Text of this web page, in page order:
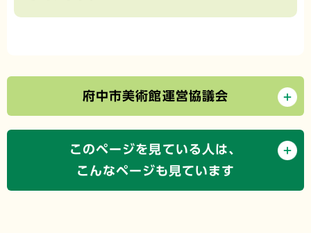
府中市美術館運営協議会
このページを見ている人は、
こんなページも見ています